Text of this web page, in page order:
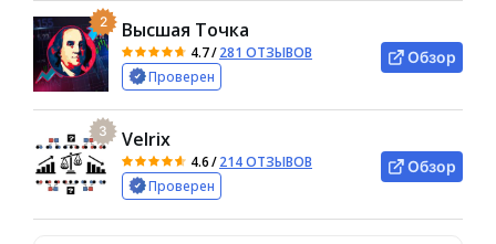
2 Высшая Точка
4.7/281 ОТЗЫВОВ
Проверен
Обзор
3 Velrix
4.6/214 ОТЗЫВОВ
Проверен
Обзор